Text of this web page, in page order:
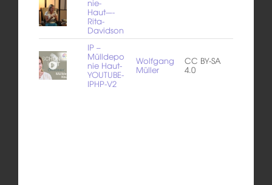
nie-
Haut-–-
Rita-
Davidson
IP –
Mülldepo
nie Haut-
YOUTUBE-
IPHP-V2
Wolfgang
Müller
CC BY-SA
4.0